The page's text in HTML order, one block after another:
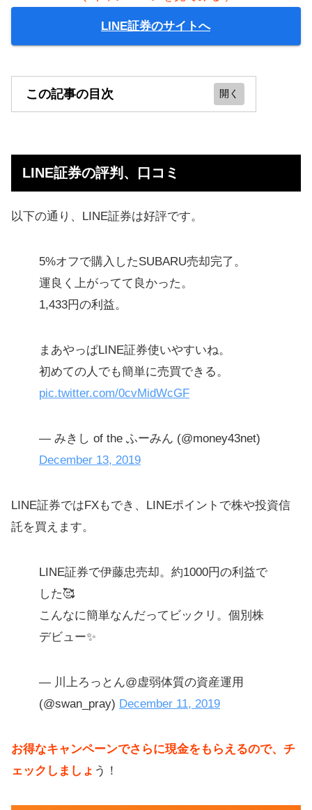
LINE証券のサイトへ
この記事の目次
券も
Tポイントで少額投資できるSBIもお
SMBC日興証券が提供する「日興フ
ロッギー」
ハイリターン投資ならGMOクリック
【人気】おすすめのネット証券ラン
キングまとめ
Q&A：初心者におすすめの情報
がおすすめ
LINE証券の評判、口コミ
以下の通り、LINE証券は好評です。
5%オフで購入したSUBARU売却完了。
運良く上がってて良かった。
1,433円の利益。
まあやっぱLINE証券使いやすいね。
初めての人でも簡単に売買できる。
pic.twitter.com/0cvMidWcGF
— みきし of the ふーみん (@money43net)
December 13, 2019
LINE証券ではFXもでき、LINEポイントで株や投資信
託を買えます。
LINE証券で伊藤忠売却。約1000円の利益で
した🥰
こんなに簡単なんだってビックリ。個別株
デビュー✨
— 川上ろっとん@虚弱体質の資産運用
(@swan_pray) December 11, 2019
お得なキャンペーンでさらに現金をもらえるので、チ
ェックしましょ う！